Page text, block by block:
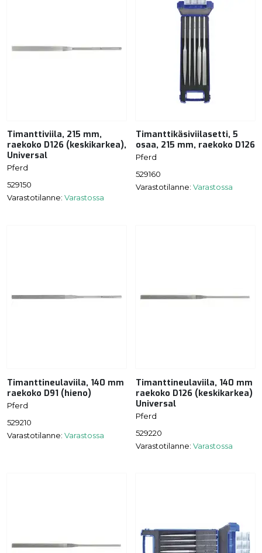
Timanttiviila, 215 mm,
raekoko D126 (keskikarkea),
Universal
Pferd
529150
Varastotilanne: Varastossa
Timanttikäsiviilasetti, 5
osaa, 215 mm, raekoko D126
Pferd
529160
Varastotilanne: Varastossa
Timanttineulaviila, 140 mm
raekoko D91 (hieno)
Pferd
529210
Varastotilanne: Varastossa
Timanttineulaviila, 140 mm
raekoko D126 (keskikarkea)
Universal
Pferd
529220
Varastotilanne: Varastossa